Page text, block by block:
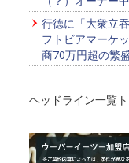
行徳に「大衆立
フトビアマーケ
商70万円超の繁
ヘッドライン一覧